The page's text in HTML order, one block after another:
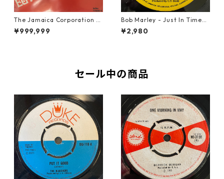
The Jamaica Corporation -
Egyptian Reggae【7-2080
4】
¥999,999
Bob Marley - Just In Time
【7-20778】
¥2,980
セール中の商品